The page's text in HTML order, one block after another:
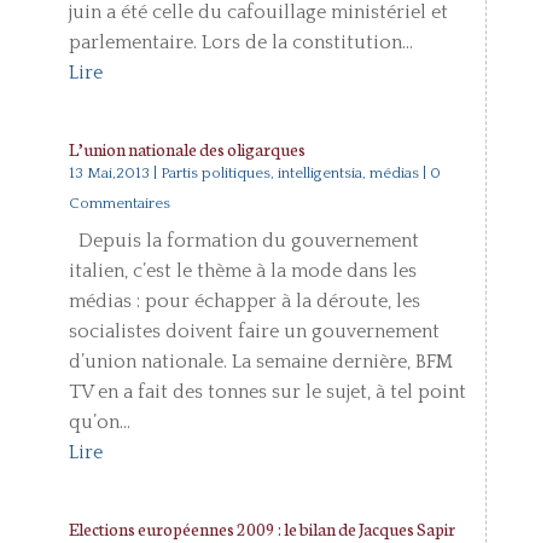
juin a été celle du cafouillage ministériel et
parlementaire. Lors de la constitution...
Lire
L’union nationale des oligarques
13 Mai,2013 Partis politiques, intelligentsia, médias| 0
Commentaires
Depuis la formation du gouvernement
italien, c’est le thème à la mode dans les
médias : pour échapper à la déroute, les
socialistes doivent faire un gouvernement
d’union nationale. La semaine dernière, BFM
TV en a fait des tonnes sur le sujet, à tel point
qu’on...
Lire
Elections européennes 2009 : le bilan de Jacques Sapir